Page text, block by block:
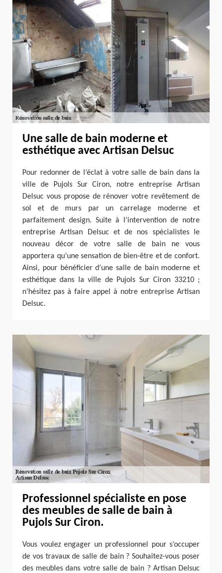
Une salle de bain moderne et
esthétique avec Artisan Delsuc
Pour redonner de l’éclat à votre salle de bain dans la
ville de Pujols Sur Ciron, notre entreprise Artisan
Delsuc vous propose de rénover votre revêtement de
sol et de murs par un carrelage moderne et
parfaitement design. Suite à l’intervention de notre
entreprise Artisan Delsuc et de nos spécialistes le
nouveau décor de votre salle de bain ne vous
apportera qu’une sensation de bien-être et de confort.
Ainsi, pour bénéficier d’une salle de bain moderne et
esthétique dans la ville de Pujols Sur Ciron 33210 ;
n’hésitez pas à faire appel à notre entreprise Artisan
Delsuc.
Professionnel spécialiste en pose
des meubles de salle de bain à
Pujols Sur Ciron.
Vous voulez engager un professionnel pour s’occuper
de vos travaux de salle de bain ? Souhaitez-vous poser
des meubles dans votre salle de bain ? Artisan Delsuc